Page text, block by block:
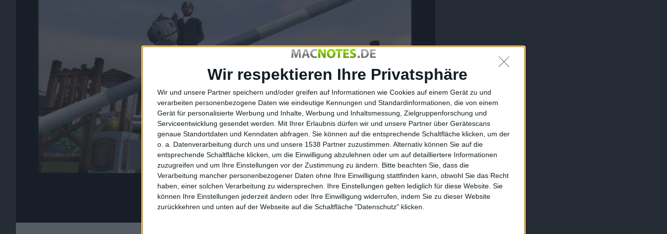
Wir respektieren Ihre Privatsphäre
Wir und unsere Partner speichern und/oder greifen auf Informationen wie Cookies auf einem Gerät zu und
verarbeiten personenbezogene Daten wie eindeutige Kennungen und Standardinformationen, die von einem
Gerät für personalisierte Werbung und Inhalte, Werbung und Inhaltsmessung, Zielgruppenforschung und
Serviceentwicklung gesendet werden.
Mit Ihrer Erlaubnis dürfen wir und unsere Partner über Gerätescans
genaue Standortdaten und Kenndaten abfragen. Sie können auf die entsprechende Schaltfläche klicken, um der
o. a. Datenverarbeitung durch uns und unsere 1538 Partner zuzustimmen. Alternativ können Sie auf die
entsprechende Schaltfläche klicken, um die Einwilligung abzulehnen oder um auf detailliertere Informationen
zuzugreifen und um Ihre Einstellungen vor der Zustimmung zu ändern.
Bitte beachten Sie, dass die
Verarbeitung mancher personenbezogener Daten ohne Ihre Einwilligung stattfinden kann, obwohl Sie das Recht
haben, einer solchen Verarbeitung zu widersprechen. Ihre Einstellungen gelten lediglich für diese Website. Sie
können Ihre Einstellungen jederzeit ändern oder Ihre Einwilligung widerrufen, indem Sie zu dieser Website
zurückkehren und unten auf der Webseite auf die Schaltfläche "Datenschutz" klicken.